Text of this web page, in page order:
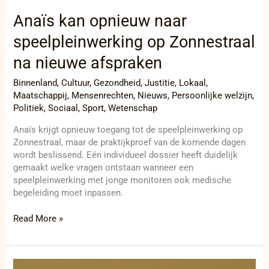
Anaïs kan opnieuw naar
speelpleinwerking op Zonnestraal
na nieuwe afspraken
Binnenland,Cultuur,Gezondheid,Justitie, Lokaal,
Maatschappij, Mensenrechten, Nieuws, Persoonlijke welzijn,
Politiek,Sociaal,Sport,Wetenschap
Anaïs krijgt opnieuw toegang tot de speelpleinwerking op
Zonnestraal, maar de praktijkproef van de komende dagen
wordt beslissend. Eén individueel dossier heeft duidelijk
gemaakt welke vragen ontstaan wanneer een
speelpleinwerking met jonge monitoren ook medische
begeleiding moet inpassen.
Read More »